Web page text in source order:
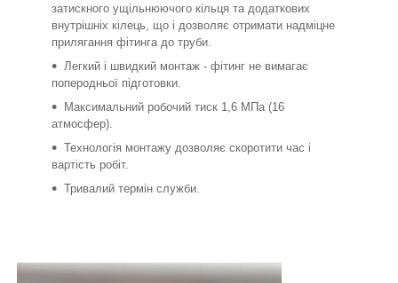
затискного ущільнюючого кільця та додаткових
внутрішніх кілець, що і дозволяє отримати надміцне
прилягання фітинга до труби.
Легкий і швидкий монтаж - фітинг не вимагає
поперодньої підготовки.
Максимальний робочий тиск 1,6 МПа (16
атмосфер).
Технологія монтажу дозволяє скоротити час і
вартість робіт.
Тривалий термін служби.